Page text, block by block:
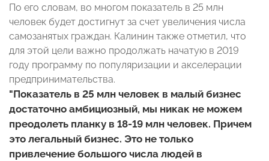
По его словам, во многом показатель в 25 млн
человек будет достигнут за счет увеличения числа
самозанятых граждан. Калинин также отметил, что
для этой цели важно продолжать начатую в 2019
году программу по популяризации и акселерации
предпринимательства.
"Показатель в 25 млн человек в малый бизнес
достаточно амбициозный, мы никак не можем
преодолеть планку в 18-19 млн человек. Причем
это легальный бизнес. Это не только
привлечение большого числа людей в